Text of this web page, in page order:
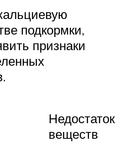
подкормки,
признаки
Недостаток
веществ